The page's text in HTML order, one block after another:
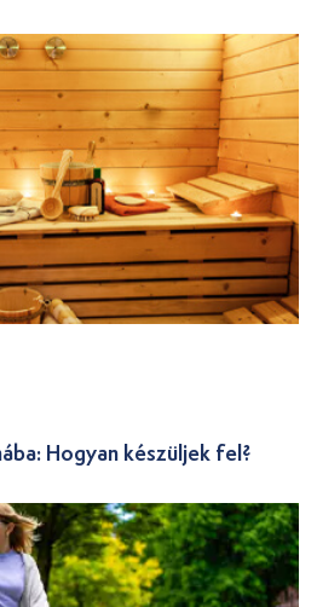
Hogyan készüljek fel?